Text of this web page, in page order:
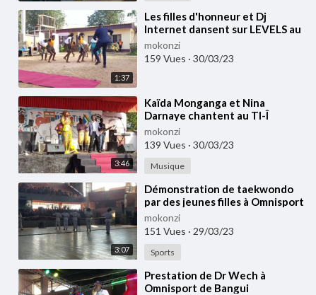
1:37
⁣⁣Les filles d'honneur et Dj
Internet dansent sur LEVELS au
TI-Î Festival 2022 à Bangui
mokonzi
159 Vues · 30/03/23
3:46
⁣⁣Kaïda Monganga et Nina
Darnaye chantent au TI-Î
Festival 2022 à Bangui
mokonzi
139 Vues · 30/03/23
Musique
3:07
⁣Démonstration de taekwondo
par des jeunes filles à Omnisport
de Bangui
mokonzi
151 Vues · 29/03/23
Sports
⁣Prestation de Dr Wech à
Omnisport de Bangui